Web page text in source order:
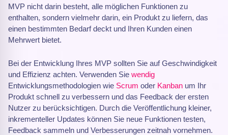
MVP nicht darin besteht, alle möglichen Funktionen zu
enthalten, sondern vielmehr darin, ein Produkt zu liefern, das
einen bestimmten Bedarf deckt und Ihren Kunden einen
Mehrwert bietet.
Bei der Entwicklung Ihres MVP sollten Sie auf Geschwindigkeit
und Effizienz achten. Verwenden Sie wendig
Entwicklungsmethodologien wie Scrum oder Kanban um Ihr
Produkt schnell zu verbessern und das Feedback der ersten
Nutzer zu berücksichtigen. Durch die Veröffentlichung kleiner,
inkrementeller Updates können Sie neue Funktionen testen,
Feedback sammeln und Verbesserungen zeitnah vornehmen.